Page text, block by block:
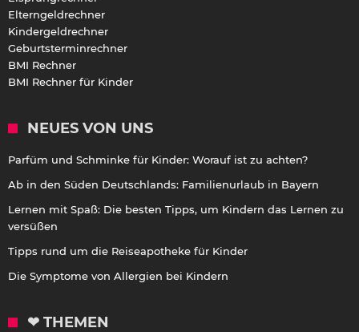
Elterngeldrechner
Kindergeldrechner
Geburtsterminrechner
BMI Rechner
BMI Rechner für Kinder
NEUES VON UNS
Parfüm und Schminke für Kinder: Worauf ist zu achten?
Ab in den Süden Deutschlands: Familienurlaub in Bayern
Lernen mit Spaß: Die besten Tipps, um Kindern das Lernen zu
versüßen
Tipps rund um die Reiseapotheke für Kinder
Die Symptome von Allergien bei Kindern
❤ THEMEN